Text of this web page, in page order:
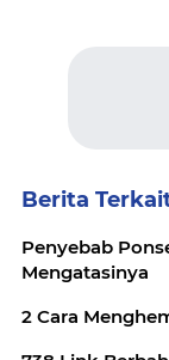
Berita
Penyebab
Mengatasinya
2 Cara